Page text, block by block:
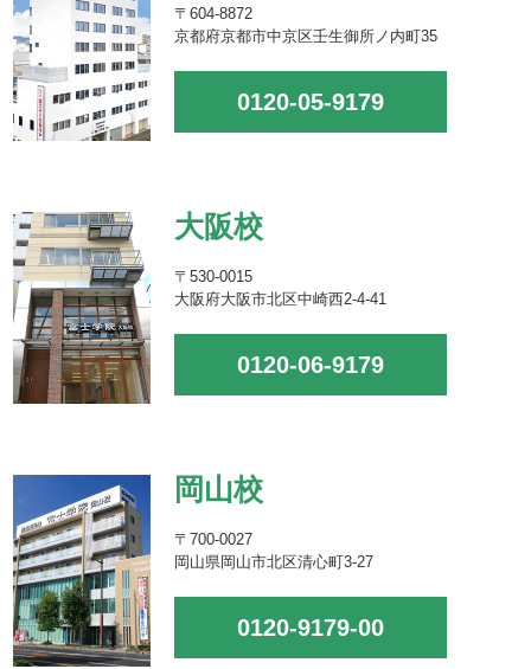
〒604-8872
京都府京都市中京区壬生御所ノ内町35
0120-05-9179
大阪校
〒530-0015
大阪府大阪市北区中崎西2-4-41
0120-06-9179
岡山校
〒700-0027
岡山県岡山市北区清心町3-27
0120-9179-00